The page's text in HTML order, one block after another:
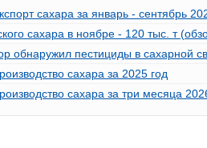
сахара за январь - сентябрь
сахара в ноябре - 120 тыс. т
обнаружил пестициды в сахарной
сахара за 2025 год
сахара за три месяца